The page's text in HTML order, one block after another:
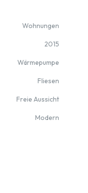
Wohnungen
2015
Wärmepumpe
Fliesen
Freie Aussicht
Modern